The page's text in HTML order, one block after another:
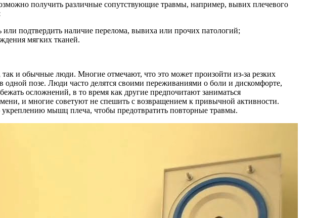
получить различные сопутствующие травмы, например, вывих плечевого
подтвердить наличие перелома, вывиха или прочих патологий;
мягких тканей.
и обычные люди. Многие отмечают, что это может произойти из-за резких
позе. Люди часто делятся своими переживаниями о боли и дискомфорте,
осложнений, в то время как другие предпочитают заниматься
и многие советуют не спешить с возвращением к привычной активности.
мышц плеча, чтобы предотвратить повторные травмы.